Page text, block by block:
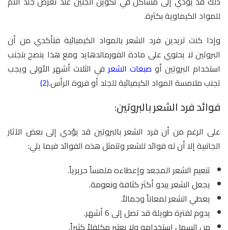
للمواد الكيماوية بكثرة.
وإذا كنت تريدين فرد الشعر بالمواد الكيميائية فتأكدي من أن
البروتين لا يحتوي على مادة الفورمالدهايد ومع هذا ينصح بتجنب
استخدام البروتين أو صبغات الشعر في الثلاث أشهر الأولى ويجب
تجنب ملامسة المواد الكيميائية للجلد أو فروة الرأس.(2)
فوائد فرد الشعر بالبروتين:
على الرغم من أن فرد الشعر بالبروتين قد يؤدي إلى بعض الآثار
الجانبية إلا أن له فوائد للشعر وتتمثل هذه الفوائد فيما يلي:
تنعيم الشعر المجعد وإعطاءه ملمساً حريرياً.
يجعل الشعر يبدو أكثر كثافة ونعومة.
يعطي الشعر لمعاناً وجمالاً.
يدوم لفترة طويلة قد تصل إلى 6 أشهر.
من السهل استخدامه ولا يعتبر مكلفلاً كثيراً.